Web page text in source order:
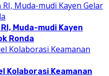
Muda-mudi Kayen
Ronda
Kolaborasi Keamanan